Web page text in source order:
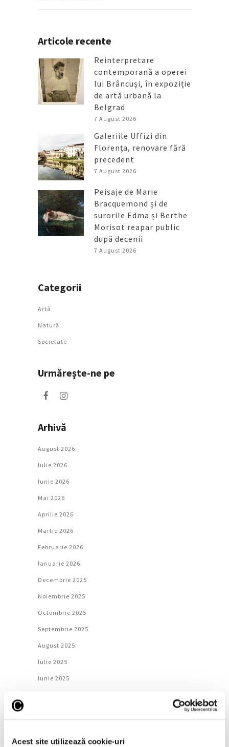
Acest site utilizează cookie-uri
Articole recente
Reinterpretare
contemporană a operei
lui Brâncuși, în expoziție
de artă urbană la
Belgrad
7 August 2026
Galeriile Uffizi din
Florența, renovare fără
precedent
7 August 2026
Peisaje de Marie
Bracquemond și de
surorile Edma și Berthe
Morisot reapar public
după decenii
7 August 2026
Categorii
Artǎ
Natură
Societate
Urmăreşte-ne pe
Arhivă
August 2026
Iulie 2026
Iunie 2026
Mai 2026
Aprilie 2026
Martie 2026
Februarie 2026
Ianuarie 2026
Decembrie 2025
Noiembrie 2025
Octombrie 2025
Septembrie 2025
August 2025
Iulie 2025
Iunie 2025
Februarie 2025